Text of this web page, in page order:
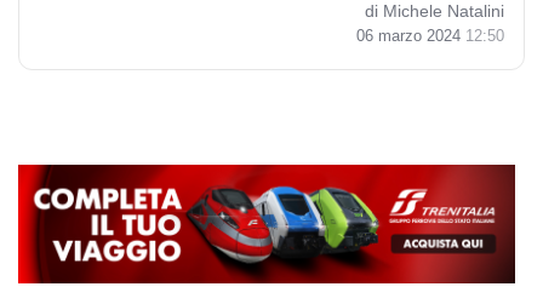
di Michele Natalini
06 marzo 2024 12:50